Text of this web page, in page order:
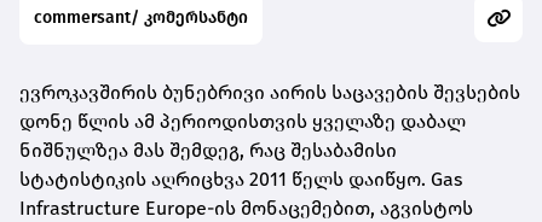
commersant/ კომერსანტი
ევროკავშირის ბუნებრივი აირის საცავების შევსების
დონე წლის ამ პერიოდისთვის ყველაზე დაბალ
ნიშნულზეა მას შემდეგ, რაც შესაბამისი
სტატისტიკის აღრიცხვა 2011 წელს დაიწყო. Gas
Infrastructure Europe-ის მონაცემებით, აგვისტოს